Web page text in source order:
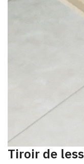
Tiroir de